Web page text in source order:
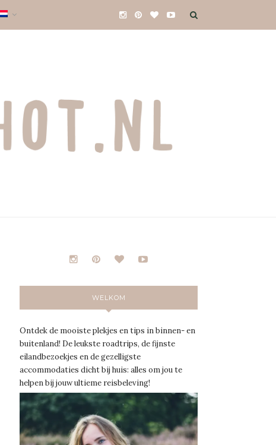
WELKOM
Ontdek de mooiste plekjes en tips in binnen- en
buitenland! De leukste roadtrips, de fijnste
eilandbezoekjes en de gezelligste
accommodaties dicht bij huis: alles om jou te
helpen bij jouw ultieme reisbeleving!